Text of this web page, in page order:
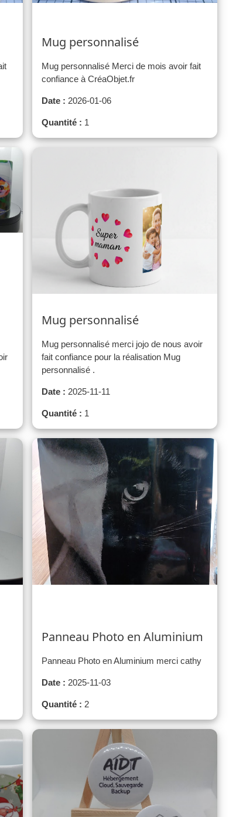
Mug personnalisé
Mug personnalisé Merci de mois avoir fait
confiance à CréaObjet.fr
Date : 2026-01-06
Quantité : 1
Mug personnalisé
Mug personnalisé merci jojo de nous avoir
fait confiance pour la réalisation Mug
personnalisé .
Date : 2025-11-11
Quantité : 1
Panneau Photo en Aluminium
Panneau Photo en Aluminium merci cathy
Date : 2025-11-03
Quantité : 2